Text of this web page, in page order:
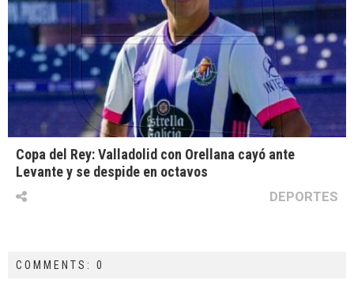
Copa del Rey: Valladolid con Orellana cayó ante
Levante y se despide en octavos
DEPORTES
COMMENTS: 0